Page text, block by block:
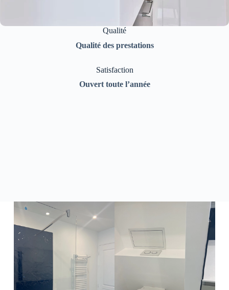
Qualité
Qualité des prestations
Satisfaction
Ouvert toute l’année